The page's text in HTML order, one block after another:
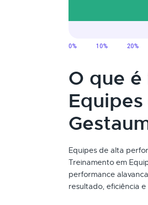
O que
Equipes de alta
Treinamento em
performance
resultado, eficiência